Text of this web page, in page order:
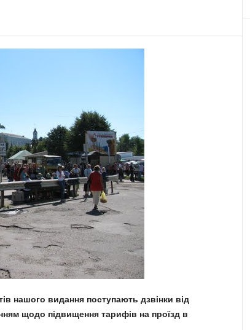
нашого видання поступають дзвінки від
щодо підвищення тарифів на проїзд в